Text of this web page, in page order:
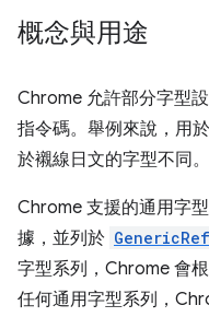
概念與用途
Chrome 允許部分字型
指令碼。舉例來說，用
於襯線日文的字型不同。
Chrome 支援的通用字
據，並列於
字型系列，Chrome 會
任何通用字型系列，